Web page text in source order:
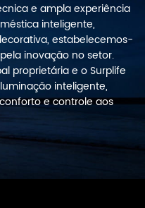
e ampla experiência
inteligente,
estabelecemos-
inovação no setor.
proprietária e o Surplife
inteligente,
e controle aos